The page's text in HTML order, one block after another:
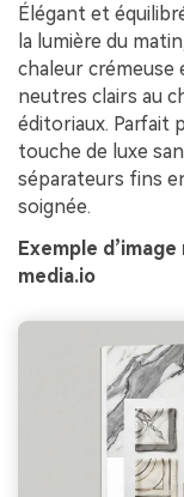
Élégant et
la lumière du
chaleur crémeuse
neutres clairs au
éditoriaux. Parfait
touche de luxe
séparateurs fins
soignée.
Exemple
media.io